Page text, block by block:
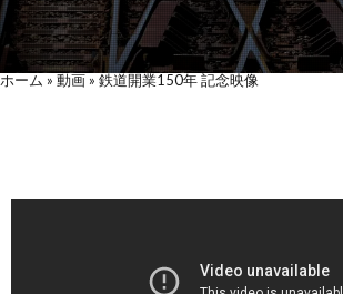
ホーム » 動画 » 鉄道開業150年 記念映像